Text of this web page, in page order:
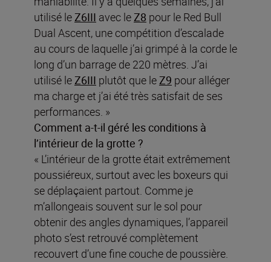
utilisé leZ6III avec leZ8 pour le Red Bull
Dual Ascent, une compétition d’escalade
au cours de laquelle j’ai grimpé à la corde le
long d’un barrage de 220 mètres. J’ai
utilisé leZ6III plutôt que leZ9 pour alléger
ma charge et j’ai été très satisfait de ses
performances. »
Comment a-t-il géré les conditions à
l’intérieur de la grotte ?
« L’intérieur de la grotte était extrêmement
poussiéreux, surtout avec les boxeurs qui
se déplaçaient partout. Comme je
m’allongeais souvent sur le sol pour
obtenir des angles dynamiques, l’appareil
photo s’est retrouvé complètement
recouvert d’une fine couche de poussière.